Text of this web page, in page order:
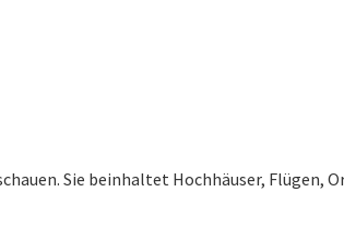
Sie beinhaltet Hochhäuser, Flügen,